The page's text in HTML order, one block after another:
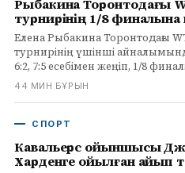
Рыбакина Торонтодағы
турнирінің 1/8
Елена Рыбакина Торонтодағы
турнирінің үшінші
6:2, 7:5 есебімен жеңіп, 1/8
Келесі қарсыласы Майя Джойнт
44 МИН БҰРЫН
СПОРТ
Кавальерс ойыншысы
Харденге қойылған айып